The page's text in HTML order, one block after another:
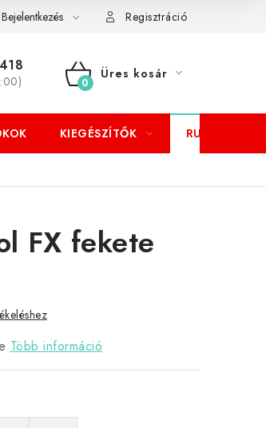
Bejelentkezés Regisztráció
KOSÁR
Üres kosár
KIEGÉSZÍTŐK RUHÁZAT
FX fekete
Több információ